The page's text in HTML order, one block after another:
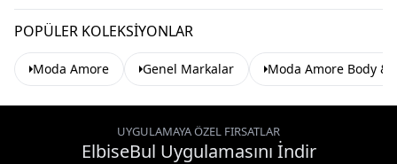
POPÜLER KOLEKSIYONLAR
Moda Amore Genel Markalar Moda Amore Body &
UYGULAMAYA ÖZEL FIRSATLAR
ElbiseBul Uygulamasını İndir